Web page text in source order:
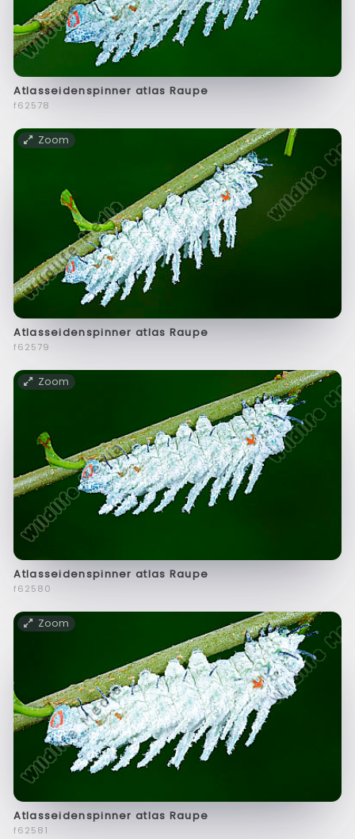
Atlasseidenspinner atlas Raupe
f62578
Zoom
Atlasseidenspinner atlas Raupe
f62579
Zoom
Atlasseidenspinner atlas Raupe
f62580
Zoom
Atlasseidenspinner atlas Raupe
f62581